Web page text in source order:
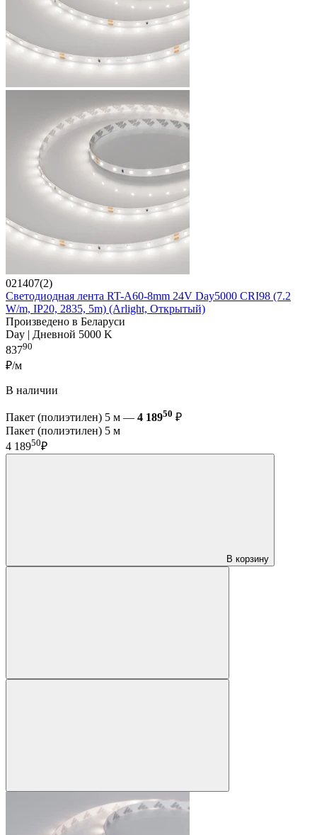
021407(2)
Светодиодная лента RT-A60-8mm 24V Day5000 CRI98 (7.2
W/m, IP20, 2835, 5m) (Arlight, Открытый)
Произведено в Беларуси
Day | Дневной 5000 K
83790
₽/м
В наличии
Пакет (полиэтилен) 5 м — 4 18950 ₽
Пакет (полиэтилен) 5 м
4 18950₽
В корзину